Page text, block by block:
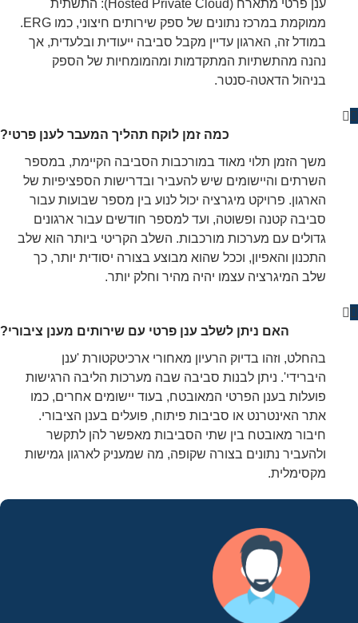
ענן פרטי מתארח (Hosted Private Cloud): התשתית
ממוקמת במרכז נתונים של ספק שירותים חיצוני, כמו ERG.
במודל זה, הארגון עדיין מקבל סביבה ייעודית ובלעדית, אך
נהנה מהתשתיות המתקדמות ומהמומחיות של הספק
בניהול הדאטה-סנטר.
כמה זמן לוקח תהליך המעבר לענן פרטי?
משך הזמן תלוי מאוד במורכבות הסביבה הקיימת, במספר
השרתים והיישומים שיש להעביר ובדרישות הספציפיות של
הארגון. פרויקט מיגרציה יכול לנוע בין מספר שבועות עבור
סביבה קטנה ופשוטה, ועד למספר חודשים עבור ארגונים
גדולים עם מערכות מורכבות. השלב הקריטי ביותר הוא שלב
התכנון והאפיון, וככל שהוא מבוצע בצורה יסודית יותר, כך
שלב המיגרציה עצמו יהיה מהיר וחלק יותר.
האם ניתן לשלב ענן פרטי עם שירותים מענן ציבורי?
בהחלט, וזהו בדיוק הרעיון מאחורי ארכיטקטורת 'ענן
היברידי'. ניתן לבנות סביבה שבה מערכות הליבה הרגישות
פועלות בענן הפרטי המאובטח, בעוד יישומים אחרים, כמו
אתר האינטרנט או סביבות פיתוח, פועלים בענן הציבורי.
חיבור מאובטח בין שתי הסביבות מאפשר להן לתקשר
ולהעביר נתונים בצורה שקופה, מה שמעניק לארגון גמישות
מקסימלית.